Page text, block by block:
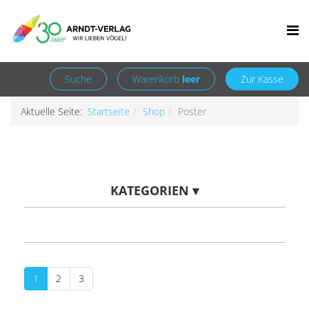
Suche Warenkorb leer Zur Kasse
Aktuelle Seite: Startseite Shop Poster
KATEGORIEN ▾
1 2 3